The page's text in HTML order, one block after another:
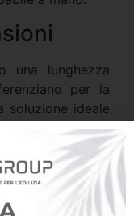
una lunghezza
per la
soluzione ideale
coperture più
/ Utilizzo